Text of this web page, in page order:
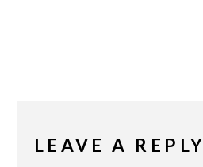
LEAVE A REPLY